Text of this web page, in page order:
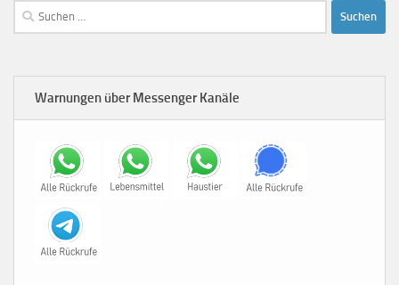
Suchen
nach:
Warnungen über Messenger Kanäle